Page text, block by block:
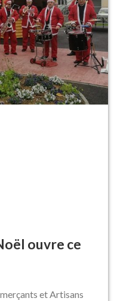
ouvre ce
et Artisans